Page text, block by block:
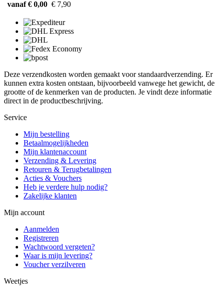
vanaf € 0,00 € 7,90
Deze verzendkosten worden gemaakt voor standaardverzending. Er
kunnen extra kosten ontstaan, bijvoorbeeld vanwege het gewicht, de
grootte of de kenmerken van de producten. Je vindt deze informatie
direct in de productbeschrijving.
Service
Mijn bestelling
Betaalmogelijkheden
Mijn klantenaccount
Verzending & Levering
Retouren & Terugbetalingen
Acties & Vouchers
Heb je verdere hulp nodig?
Zakelijke klanten
Mijn account
Aanmelden
Registreren
Wachtwoord vergeten?
Waar is mijn levering?
Voucher verzilveren
Weetjes